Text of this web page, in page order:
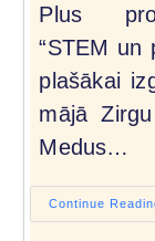
Plus
“STEM un
plašākai
mājā
Medus…
Continue